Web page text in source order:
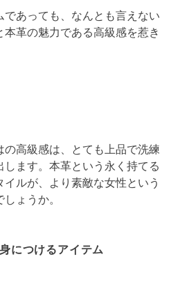
あっても、なんとも言えない
革の魅力である高級感を惹き
高級感は、とても上品で洗練
ます。本革という永く持てる
ルが、より素敵な女性という
ょうか。
につけるアイテム